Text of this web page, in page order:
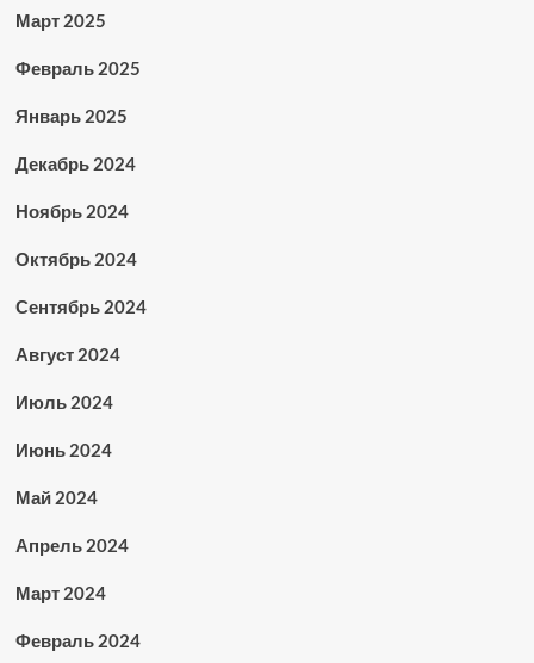
Март 2025
Февраль 2025
Январь 2025
Декабрь 2024
Ноябрь 2024
Октябрь 2024
Сентябрь 2024
Август 2024
Июль 2024
Июнь 2024
Май 2024
Апрель 2024
Март 2024
Февраль 2024